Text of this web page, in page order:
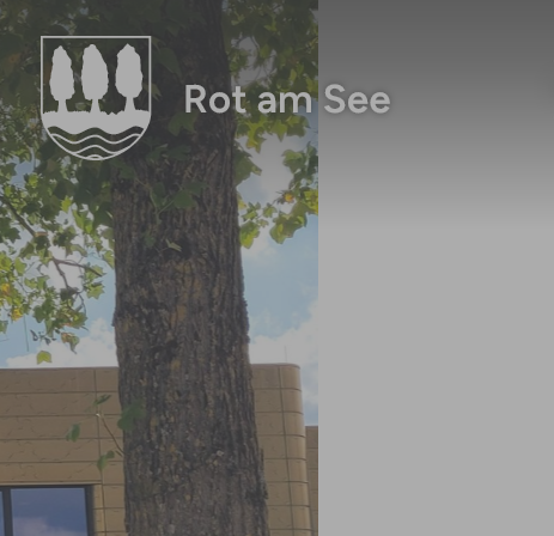
Zum Hauptinhalt springen